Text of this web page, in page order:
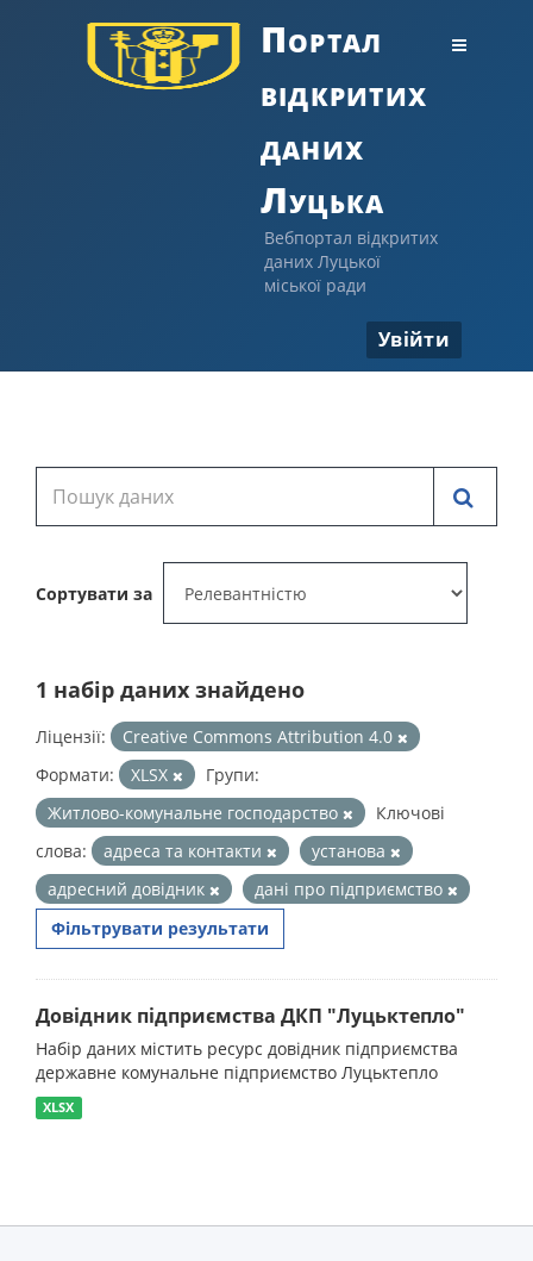
Портал
відкритих
даних
Луцька
Вебпортал відкритих
даних Луцької
міської ради
Увійти
Сортувати за
1 набір даних знайдено
Ліцензії:
Creative Commons Attribution 4.0
Формати:
XLSX
Групи:
Житлово-комунальне господарство
Ключові
слова:
адреса та контакти
установа
адресний довідник
дані про підприємство
Фільтрувати результати
Довідник підприємства ДКП "Луцьктепло"
Набір даних містить ресурс довідник підприємства
державне комунальне підприємство Луцьктепло
XLSX